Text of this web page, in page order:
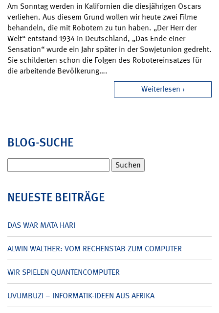
Am Sonntag werden in Kalifornien die diesjährigen Oscars
verliehen. Aus diesem Grund wollen wir heute zwei Filme
behandeln, die mit Robotern zu tun haben. „Der Herr der
Welt“ entstand 1934 in Deutschland, „Das Ende einer
Sensation“ wurde ein Jahr später in der Sowjetunion gedreht.
Sie schilderten schon die Folgen des Robotereinsatzes für
die arbeitende Bevölkerung….
Weiterlesen
BLOG-SUCHE
nach:
NEUESTE BEITRÄGE
DAS WAR MATA HARI
ALWIN WALTHER: VOM RECHENSTAB ZUM COMPUTER
WIR SPIELEN QUANTENCOMPUTER
UVUMBUZI – INFORMATIK-IDEEN AUS AFRIKA